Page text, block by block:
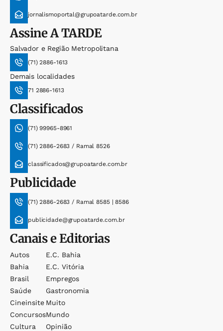
jornalismoportal@grupoatarde.com.br
AssineA TARDE
Salvador e Região Metropolitana
(71) 2886-1613
Demais localidades
71 2886-1613
Classificados
(71) 99965-8961
(71) 2886-2683 / Ramal 8526
classificados@grupoatarde.com.br
Publicidade
(71) 2886-2683 / Ramal 8585 | 8586
publicidade@grupoatarde.com.br
Canais e Editorias
Autos
Bahia
Brasil
Saúde
Cineinsite
Concursos
Cultura
E.c. Bahia
E.c. Vitória
Empregos
Gastronomia
Muito
Mundo
Opinião